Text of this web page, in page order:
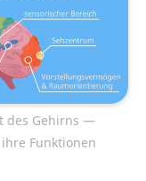
des Gehirns —
Funktionen